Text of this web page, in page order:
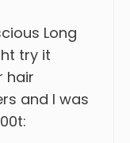
Long
try it
hair
and I was